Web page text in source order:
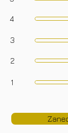
4
3
2
1